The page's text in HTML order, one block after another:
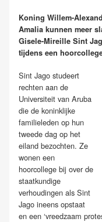
Koning Willem-
Amalia kunnen meer
Gisele-Mireille Sint
tijdens een
Sint Jago studeert
rechten aan de
Universiteit van Aruba
die de koninklijke
familieleden op hun
tweede dag op het
eiland bezochten. Ze
wonen een
hoorcollege bij over de
staatkundige
verhoudingen als Sint
Jago ineens opstaat
en een ‘vreedzaam